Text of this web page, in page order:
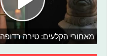
מאחורי הקלעים: טירה רדופה